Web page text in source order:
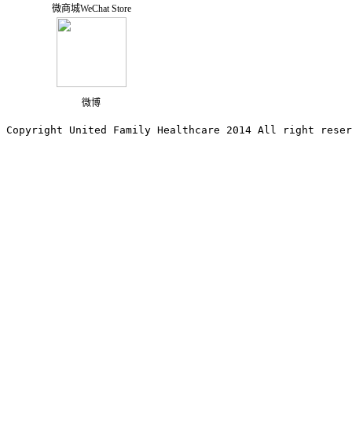
微商城WeChat Store
微博
Copyright United Family Healthcare 2014 All right